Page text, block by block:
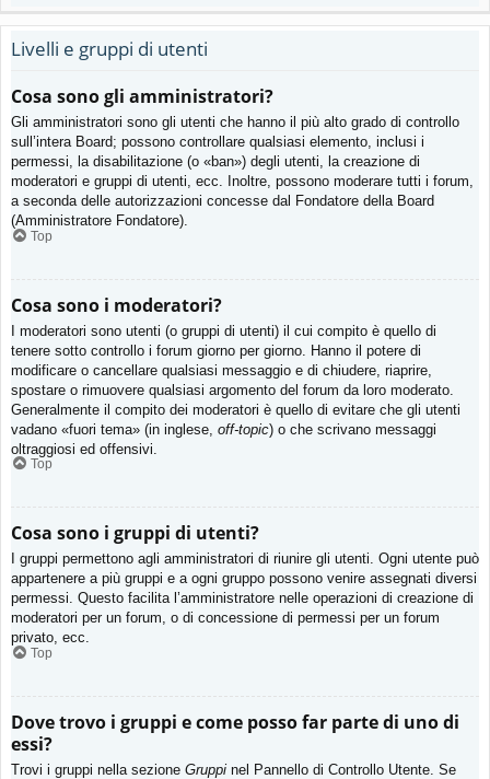
Livelli e gruppi di utenti
Cosa sono gli amministratori?
Gli amministratori sono gli utenti che hanno il più alto grado di controllo
sull’intera Board; possono controllare qualsiasi elemento, inclusi i
permessi, la disabilitazione (o «ban») degli utenti, la creazione di
moderatori e gruppi di utenti, ecc. Inoltre, possono moderare tutti i forum,
a seconda delle autorizzazioni concesse dal Fondatore della Board
(Amministratore Fondatore).
Top
Cosa sono i moderatori?
I moderatori sono utenti (o gruppi di utenti) il cui compito è quello di
tenere sotto controllo i forum giorno per giorno. Hanno il potere di
modificare o cancellare qualsiasi messaggio e di chiudere, riaprire,
spostare o rimuovere qualsiasi argomento del forum da loro moderato.
Generalmente il compito dei moderatori è quello di evitare che gli utenti
vadano «fuori tema» (in inglese, off-topic) o che scrivano messaggi
oltraggiosi ed offensivi.
Top
Cosa sono i gruppi di utenti?
I gruppi permettono agli amministratori di riunire gli utenti. Ogni utente può
appartenere a più gruppi e a ogni gruppo possono venire assegnati diversi
permessi. Questo facilita l’amministratore nelle operazioni di creazione di
moderatori per un forum, o di concessione di permessi per un forum
privato, ecc.
Top
Dove trovo i gruppi e come posso far parte di uno di
essi?
Trovi i gruppi nella sezione Gruppi nel Pannello di Controllo Utente. Se